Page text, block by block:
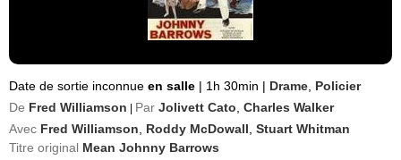
Date de sortie inconnue en salle | 1h 30min | Drame Policier
De Fred Williamson Par Jolivett Cato Charles Walker
Avec Fred Williamson Roddy McDowall Stuart Whitman
Titre original Mean Johnny Barrows